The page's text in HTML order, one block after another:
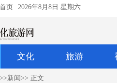
页 2026年8月8日 星期六
文化 旅游
>>新闻>> 正文